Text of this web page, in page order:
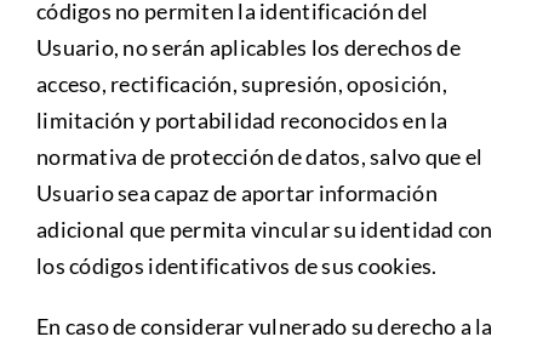
códigos no permiten la identificación del
Usuario, no serán aplicables los derechos de
acceso, rectificación, supresión, oposición,
limitación y portabilidad reconocidos en la
normativa de protección de datos, salvo que el
Usuario sea capaz de aportar información
adicional que permita vincular su identidad con
los códigos identificativos de sus cookies.
En caso de considerar vulnerado su derecho a la